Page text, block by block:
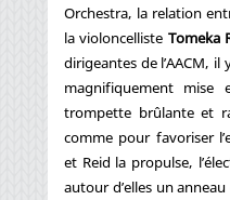
Orchestra, la relation
la violoncelliste Tomeka
dirigeantes de l’AACM,
magnifiquement
trompette brûlante et
comme pour favoriser
et Reid la propulse,
autour d’elles un anneau